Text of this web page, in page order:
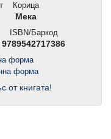
Корица
Мека
ISBN/Баркод
9789542717386
форма
от книгата!